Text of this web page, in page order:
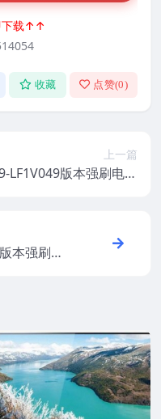
下载↑↑
收藏 点赞(0)
上一篇
LF1V049版本强刷电视
本强刷电